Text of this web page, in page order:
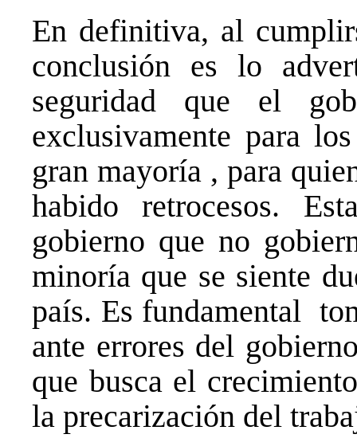
En definitiva, al
conclusión es lo
seguridad que el
exclusivamente para
gran mayoría , para
habido retrocesos.
gobierno que no
minoría que se siente
país. Es fundamental
ante errores del
que busca el
la precarización del